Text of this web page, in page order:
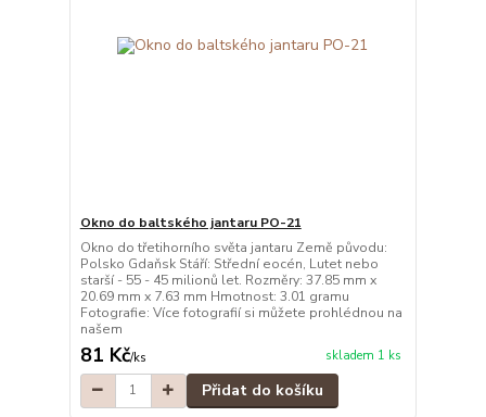
Okno do baltského jantaru PO-21
Okno do třetihorního světa jantaru Země původu:
Polsko Gdaňsk Stáří: Střední eocén, Lutet nebo
starší - 55 - 45 milionů let. Rozměry: 37.85 mm x
20.69 mm x 7.63 mm Hmotnost: 3.01 gramu
Fotografie: Více fotografií si můžete prohlédnou na
našem
81 Kč/ks skladem 1 ks
Přidat do košíku